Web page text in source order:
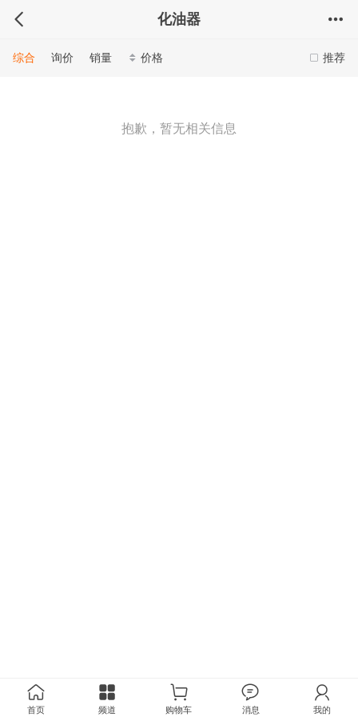
化油器
推荐
综合 询价 销量 价格
抱歉，暂无相关信息
首页 频道 购物车 消息 我的